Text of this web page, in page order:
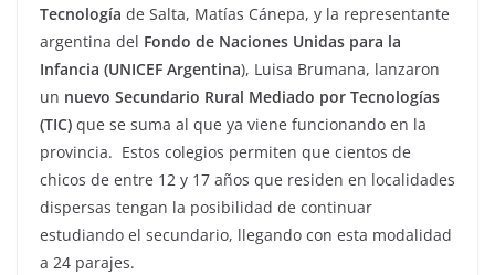
Tecnología de Salta, Matías Cánepa, y la representante
argentina del Fondo de Naciones Unidas para la
Infancia (UNICEF Argentina), Luisa Brumana, lanzaron
un nuevo Secundario Rural Mediado por Tecnologías
(TIC) que se suma al que ya viene funcionando en la
provincia. Estos colegios permiten que cientos de
chicos de entre 12 y 17 años que residen en localidades
dispersas tengan la posibilidad de continuar
estudiando el secundario, llegando con esta modalidad
a 24 parajes.